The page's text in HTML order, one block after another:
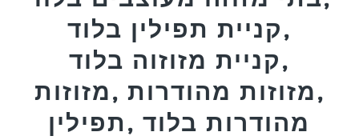
,קניית תפילין בלוד
,קניית מזוזוה בלוד
,מזוזות מהודרות ,מזוזות
מהודרות בלוד ,תפילין